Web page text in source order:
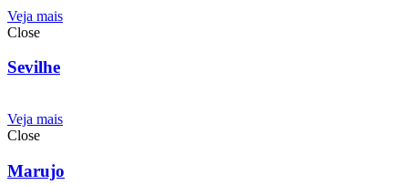
Veja mais
Close
Sevilhe
Veja mais
Close
Marujo